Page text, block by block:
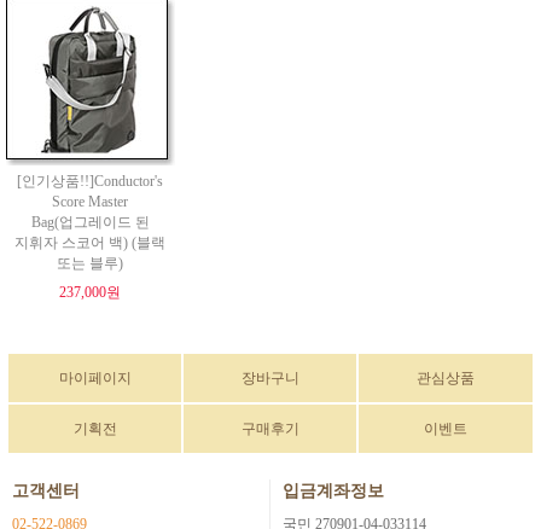
[인기상품!!]Conductor's
Score Master
Bag(업그레이드 된
지휘자 스코어 백) (블랙
또는 블루)
237,000원
마이페이지 장바구니 관심상품
기획전 구매후기 이벤트
고객센터
02-522-0869
입금계좌정보
국민 270901-04-033114